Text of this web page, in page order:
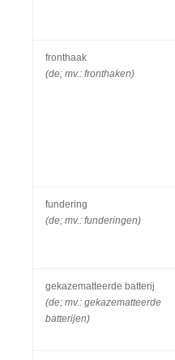
fronthaak
(de; mv.: fronthaken)
fundering
(de; mv.: funderingen)
gekazematteerde batterij
(de; mv.: gekazematteerde
batterijen)